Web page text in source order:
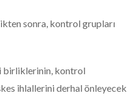
sonra, kontrol grupları
birliklerinin, kontrol
ihlallerini derhal önleyecek